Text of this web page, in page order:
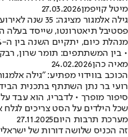
מיטל קויפמן27.03.2026
גילה אלמגור מציגה: 35 שנה לאירוע התרבות הענק
• בין המשתתפים: תומר שרון,
מאיה כהן24.02.2026
הכוכב בווידוי מפתיע: "גילה
סיפור מופרך • לדבריו, הוא עבד
שכל הילדים על הסט צריכים
מערכת תרבות היום27.11.2025
זה הכניס שלושה דורות של